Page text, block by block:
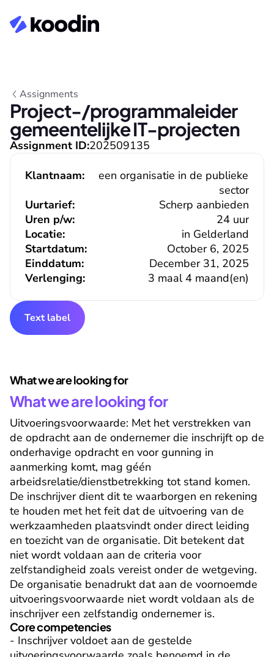
Assignments
Project-/programmaleider
gemeentelijke IT-projecten
Assignment ID:202509135
Klantnaam:
een organisatie in de publieke
sector
Uurtarief:
Scherp aanbieden
24 uur
Uren p/w:
Locatie:
in Gelderland
Verlenging: 3 maal 4 maand(en)
Einddatum: December 31, 2025
Startdatum: October 6, 2025
Text label
What we are looking for
What we are looking for
Uitvoeringsvoorwaarde: Met het verstrekken van
de opdracht aan de ondernemer die inschrijft op de
onderhavige opdracht en voor gunning in
aanmerking komt, mag géén
arbeidsrelatie/dienstbetrekking tot stand komen.
De inschrijver dient dit te waarborgen en rekening
te houden met het feit dat de uitvoering van de
werkzaamheden plaatsvindt onder direct leiding
en toezicht van de organisatie. Dit betekent dat
niet wordt voldaan aan de criteria voor
zelfstandigheid zoals vereist onder de wetgeving.
De organisatie benadrukt dat aan de voornoemde
uitvoeringsvoorwaarde niet wordt voldaan als de
inschrijver een zelfstandig ondernemer is.
Core competencies
- Inschrijver voldoet aan de gestelde